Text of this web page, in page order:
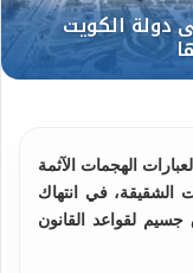
الهجمات الآثمة
الشقيقة، في انتهاك
لقواعد القانون